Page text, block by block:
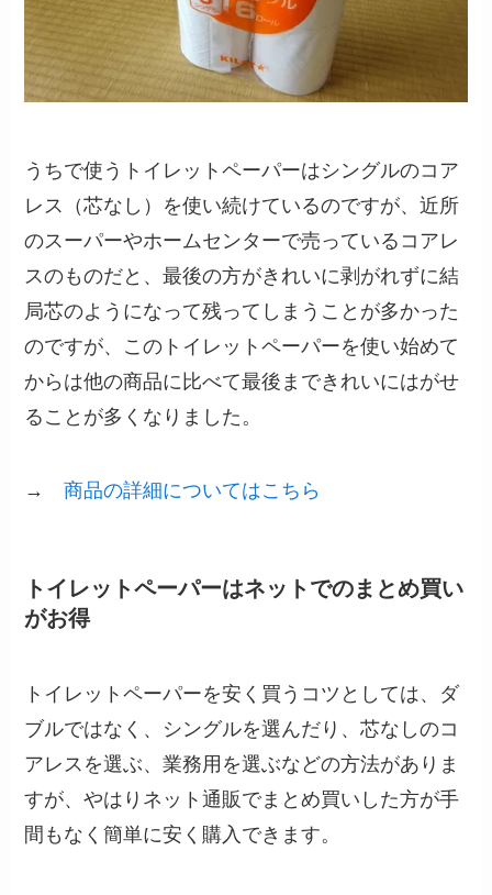
うちで使うトイレットペーパーはシングルのコア
レス（芯なし）を使い続けているのですが、近所
のスーパーやホームセンターで売っているコアレ
スのものだと、最後の方がきれいに剥がれずに結
局芯のようになって残ってしまうことが多かった
のですが、このトイレットペーパーを使い始めて
からは他の商品に比べて最後まできれいにはがせ
ることが多くなりました。
→商品の詳細についてはこちら
トイレットペーパーはネットでのまとめ買い
がお得
トイレットペーパーを安く買うコツとしては、ダ
ブルではなく、シングルを選んだり、芯なしのコ
アレスを選ぶ、業務用を選ぶなどの方法がありま
すが、やはりネット通販でまとめ買いした方が手
間もなく簡単に安く購入できます。